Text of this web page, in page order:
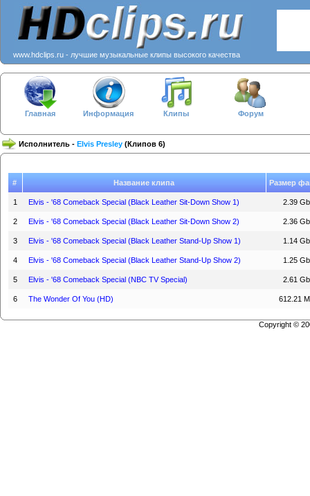
www.hdclips.ru - лучшие музыкальные клипы высокого качества
Главная Информация Клипы Форум
Исполнитель - Elvis Presley (Клипов 6)
# Название клипа Размер
1 Elvis - '68 Comeback Special (Black Leather Sit-Down Show 1) 2.39 Gb
2 Elvis - '68 Comeback Special (Black Leather Sit-Down Show 2) 2.36 Gb
3 Elvis - '68 Comeback Special (Black Leather Stand-Up Show 1) 1.14 Gb
4 Elvis - '68 Comeback Special (Black Leather Stand-Up Show 2) 1.25 Gb
5 Elvis - '68 Comeback Special (NBC TV Special) 2.61 Gb
6 The Wonder Of You (HD) 612.21
Copyright ©